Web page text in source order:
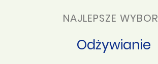
NAJLEPSZE
Odżywianie